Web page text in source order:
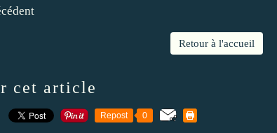
Retour à l'accueil
cet article
Repost 0